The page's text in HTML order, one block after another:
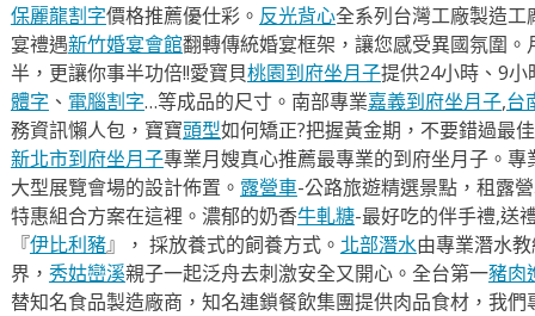
保麗龍割字價格推薦優仕彩。 反光背心全系列台灣工廠製造
宴禮遇新竹婚宴會館翻轉傳統婚宴框架，讓您感受異國氛圍。
半，更讓你事半功倍!!愛寶貝桃園到府坐月子提供24小時、9
體字 、 電腦割字…等成品的尺寸。南部專業嘉義到府坐月子,台
務資訊懶人包，寶寶頭型如何矯正?把握黃金期，不要錯過最
新北市到府坐月子專業月嫂真心推薦最專業的到府坐月子。專
大型展覽會場的設計佈置。 露營車-公路旅遊精選景點，租露
特惠組合方案在這裡。濃郁的奶香牛軋糖-最好吃的伴手禮,送
『伊比利豬』， 採放養式的飼養方式。 北部潛水由專業潛水
界， 秀姑巒溪親子一起泛舟去​刺激安全又開心。全台第一豬肉
替知名食品製造廠商，知名連鎖餐飲集團提供肉品食材，我